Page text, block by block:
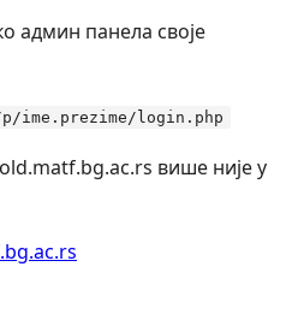
админ панела своје
ime.prezime/login.php
више није у